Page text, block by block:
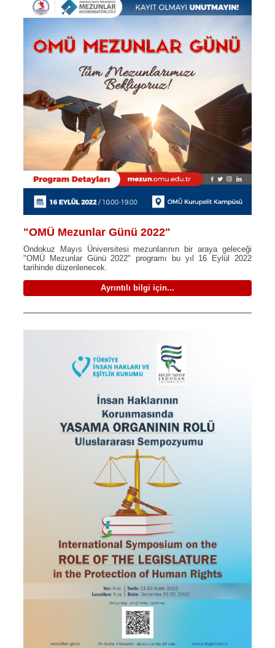
"OMÜ Mezunlar Günü 2022"
Ondokuz Mayıs Üniversitesi mezunlarının bir araya geleceği
"OMÜ Mezunlar Günü 2022" programı bu yıl 16 Eylül 2022
tarihinde düzenlenecek.
Ayrıntılı bilgi için...